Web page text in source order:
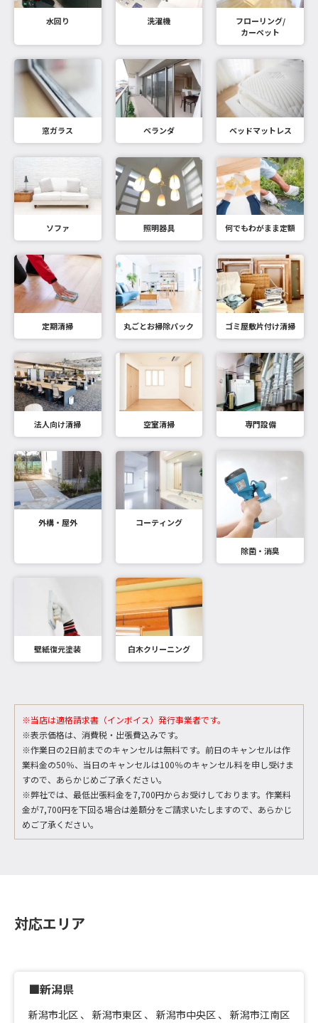
水回り 洗濯機
フローリング/
カーペット
窓ガラス ベランダ ベッドマットレス
ソファ 照明器具 何でもわがまま定額
定期清掃 丸ごとお掃除パック ゴミ屋敷片付け清掃
法人向け清掃 空室清掃 専門設備
外構・屋外 コーティング
除菌・消臭
壁紙復元塗装 白木クリーニング
※当店は適格請求書（インボイス）発行事業者です。
※表示価格は、消費税・出張費込みです。
※作業日の2日前までのキャンセルは無料です。前日のキャンセルは作
業料金の50％、当日のキャンセルは100％のキャンセル料を申し受けま
すので、あらかじめご了承ください。
※弊社では、最低出張料金を7,700円からお受けしております。作業料
金が7,700円を下回る場合は差額分をご請求いたしますので、あらかじ
めご了承ください。
対応エリア
■新潟県
新潟市北区 、 新潟市東区 、 新潟市中央区 、 新潟市江南区